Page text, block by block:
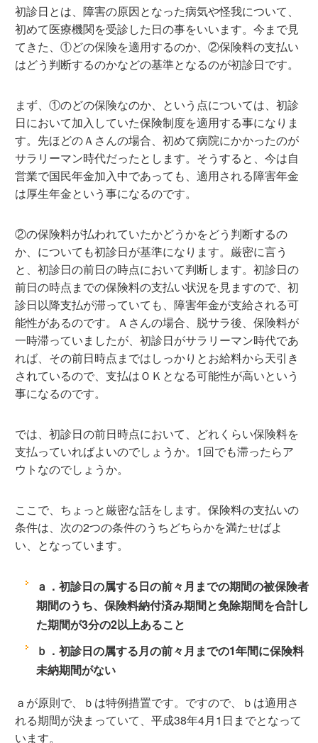
初診日とは、障害の原因となった病気や怪我について、
初めて医療機関を受診した日の事をいいます。今まで見
てきた、①どの保険を適用するのか、②保険料の支払い
はどう判断するのかなどの基準となるのが初診日です。
まず、①のどの保険なのか、という点については、初診
日において加入していた保険制度を適用する事になりま
す。先ほどのＡさんの場合、初めて病院にかかったのが
サラリーマン時代だったとします。そうすると、今は自
営業で国民年金加入中であっても、適用される障害年金
は厚生年金という事になるのです。
②の保険料が払われていたかどうかをどう判断するの
か、についても初診日が基準になります。厳密に言う
と、初診日の前日の時点において判断します。初診日の
前日の時点までの保険料の支払い状況を見ますので、初
診日以降支払が滞っていても、障害年金が支給される可
能性があるのです。Ａさんの場合、脱サラ後、保険料が
一時滞っていましたが、初診日がサラリーマン時代であ
れば、その前日時点まではしっかりとお給料から天引き
されているので、支払はＯＫとなる可能性が高いという
事になるのです。
では、初診日の前日時点において、どれくらい保険料を
支払っていればよいのでしょうか。1回でも滞ったらア
ウトなのでしょうか。
ここで、ちょっと厳密な話をします。保険料の支払いの
条件は、次の2つの条件のうちどちらかを満たせばよ
い、となっています。
ａ．初診日の属する日の前々月までの期間の被保険者
期間のうち、保険料納付済み期間と免除期間を合計し
た期間が3分の2以上あること
ｂ．初診日の属する月の前々月までの1年間に保険料
未納期間がない
ａが原則で、ｂは特例措置です。ですので、ｂは適用さ
れる期間が決まっていて、平成38年4月1日までとなって
います。